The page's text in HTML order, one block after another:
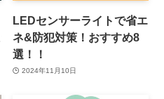
LEDセンサーライトで省エ
ネ&防犯対策！おすすめ8
選！！
2024年11月10日